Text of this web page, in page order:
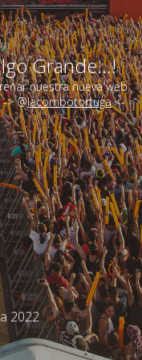
Grande...!
nuestra nueva web
> @lacombotortuga<-
2022